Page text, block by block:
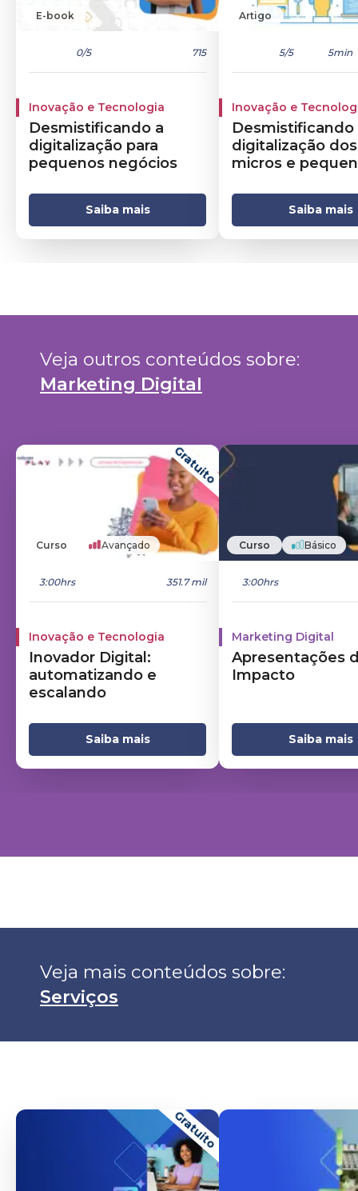
E-book
0/5 715
Inovação e Tecnologia
Desmistificando a
digitalização para
pequenos negócios
Saiba mais
Artigo
5/5 5min
Inovação e
Desmistificando
digitalização dos
micros e
Saiba mais
Marketing Digital
Gratuito
Curso Avançado
3:00hrs 351.7 mil
Inovação e Tecnologia
Inovador Digital:
automatizando e
escalando
Saiba mais
Curso Básico
3:00hrs
Marketing Digital
Apresentações
Impacto
Saiba mais
Serviços
Gratuito